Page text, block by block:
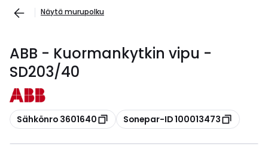
Näytä murupolku
ABB - Kuormankytkin vipu -
SD203/40
Kopioi
Sähkönro 3601640 Kopioi
Sonepar-ID 100013473